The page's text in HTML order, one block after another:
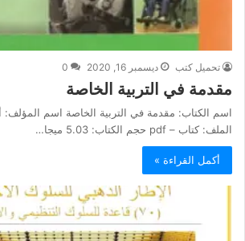
تحميل كتب ديسمبر 16, 2020 0
مقدمة في التربية الخاصة
اسم الكتاب: مقدمة في التربية الخاصة اسم المؤلف:
الملف: كتاب – pdf حجم الكتاب: 5.03 ميجا…
أكمل القراءة »